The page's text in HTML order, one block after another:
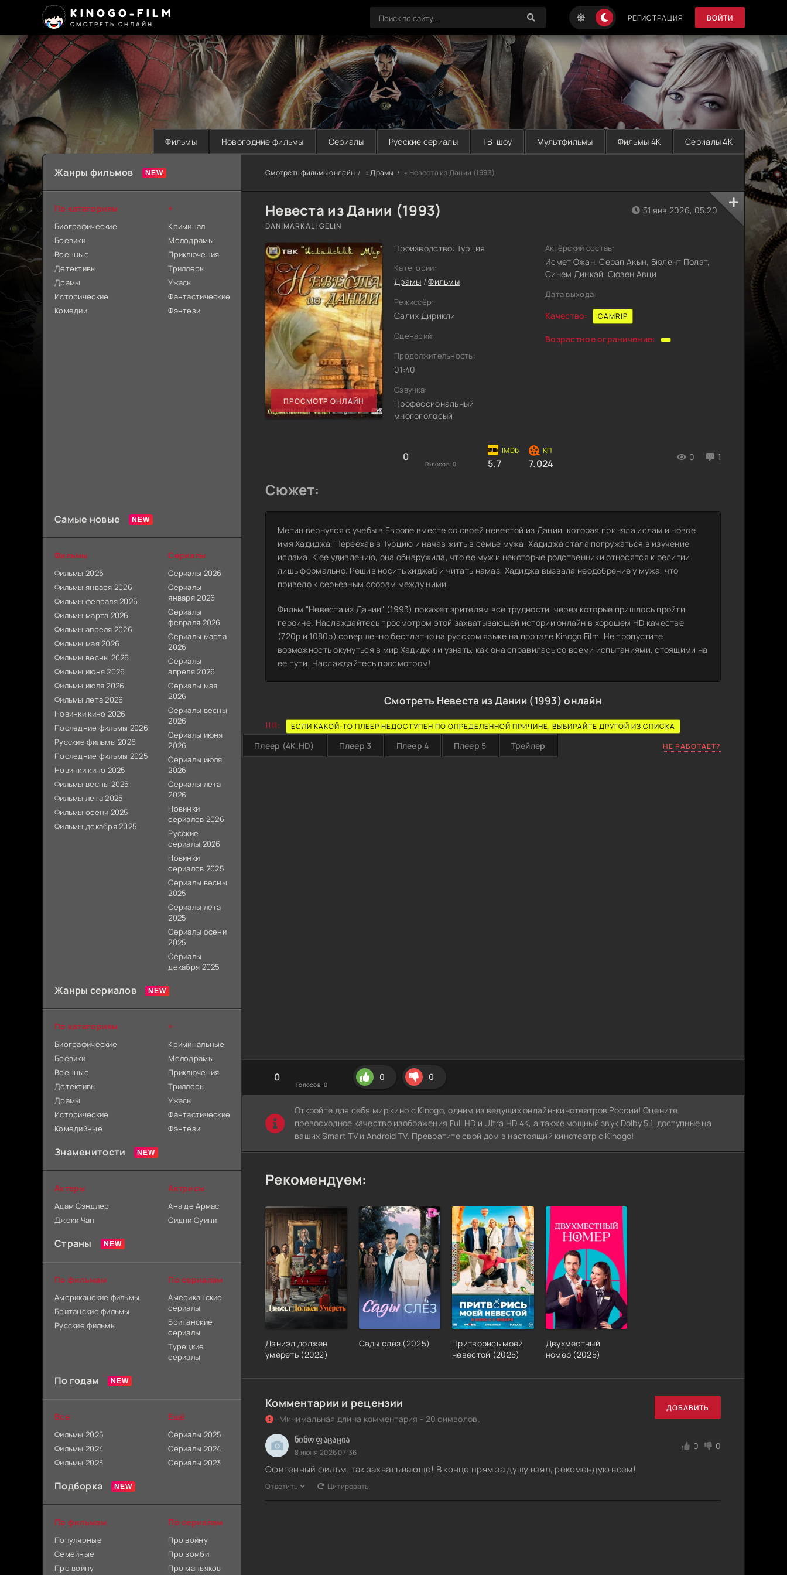
KINOGO-FILM
СМОТРЕТЬ ОНЛАЙН
РЕГИСТРАЦИЯ ВОЙТИ
Фильмы Новогодние фильмы Сериалы Русские сериалы ТВ-шоу Мультфильмы Фильмы 4K Сериалы 4K
Смотреть фильмы онлайн »Драмы » Невеста из Дании (1993)
Невеста из Дании (1993)
DANIMARKALI GELIN
ПРОСМОТР ОНЛАЙН
Производство: Турция
Категории:
Драмы /Фильмы
Режиссёр:
Салих Дирикли
Сценарий:
Продолжительность:
01:40
Озвучка:
Профессиональный
многоголосый
0
Голосов: 0 5.7 7.024
0 1
31 янв 2026, 05:20
Актёрский состав:
Исмет Ожан, Серап Акын, Бюлент Полат,
Синем Динкай, Сюзен Авци
Дата выхода:
Качество: CAMRIP
Возрастное ограничение:
Сюжет:
Метин вернулся с учебы в Европе вместе со своей невестой из Дании, которая приняла ислам и новое
имя Хадиджа. Переехав в Турцию и начав жить в семье мужа, Хадиджа стала погружаться в изучение
ислама. К ее удивлению, она обнаружила, что ее муж и некоторые родственники относятся к религии
лишь формально. Решив носить хиджаб и читать намаз, Хадиджа вызвала неодобрение у мужа, что
привело к серьезным ссорам между ними.
Фильм "Невеста из Дании" (1993) покажет зрителям все трудности, через которые пришлось пройти
героине. Наслаждайтесь просмотром этой захватывающей истории онлайн в хорошем HD качестве
(720p и 1080p) совершенно бесплатно на русском языке на портале Kinogo Film. Не пропустите
возможность окунуться в мир Хадиджи и узнать, как она справилась со всеми испытаниями, стоящими на
ее пути. Наслаждайтесь просмотром!
Смотреть Невеста из Дании (1993) онлайн
!!!!: ЕСЛИ КАКОЙ-ТО ПЛЕЕР НЕДОСТУПЕН ПО ОПРЕДЕЛЕННОЙ ПРИЧИНЕ, ВЫБИРАЙТЕ ДРУГОЙ ИЗ СПИСКА
Плеер (4K,HD) Плеер 3 Плеер 4 Плеер 5 Трейлер НЕ РАБОТАЕТ?
0
Голосов: 0
0 0
Откройте для себя мир кино с Kinogo, одним из ведущих онлайн-кинотеатров России! Оцените
превосходное качество изображения Full HD и Ultra HD 4K, а также мощный звук Dolby 5.1, доступные на
ваших Smart TV и Android TV. Превратите свой дом в настоящий кинотеатр с Kinogo!
Рекомендуем:
Дэниэл должен
умереть (2022)
Сады слёз (2025)
Притворись моей
невестой (2025)
Двухместный
номер (2025)
Комментарии и рецензии
Минимальная длина комментария - 20 символов.
ДОБАВИТЬ
ნინო ფაცაცია
8 июня 2026 07:36
0 0
Офигенный фильм, так захватывающе! В конце прям за душу взял, рекомендую всем!
Ответить Цитировать
Жанры фильмов
По категориям
Биографические
Боевики
Военные
Детективы
Драмы
Исторические
Комедии
+
Криминал
Мелодрамы
Приключения
Триллеры
Ужасы
Фантастические
Фэнтези
Самые новые
Фильмы
Фильмы 2026
Фильмы января 2026
Фильмы февраля 2026
Фильмы марта 2026
Фильмы апреля 2026
Фильмы мая 2026
Фильмы весны 2026
Фильмы июня 2026
Фильмы июля 2026
Фильмы лета 2026
Новинки кино 2026
Последние фильмы 2026
Русские фильмы 2026
Последние фильмы 2025
Новинки кино 2025
Фильмы весны 2025
Фильмы лета 2025
Фильмы осени 2025
Фильмы декабря 2025
Сериалы
Сериалы 2026
Сериалы
января 2026
Сериалы
февраля 2026
Сериалы марта
2026
Сериалы
апреля 2026
Сериалы мая
2026
Сериалы весны
2026
Сериалы июня
2026
Сериалы июля
2026
Сериалы лета
2026
Новинки
сериалов 2026
Русские
сериалы 2026
Новинки
сериалов 2025
Сериалы весны
2025
Сериалы лета
2025
Сериалы осени
2025
Сериалы
декабря 2025
Жанры сериалов
По категориям
Биографические
Боевики
Военные
Детективы
Драмы
Исторические
Комедийные
+
Криминальные
Мелодрамы
Приключения
Триллеры
Ужасы
Фантастические
Фэнтези
Знаменитости
Актеры
Адам Сэндлер
Джеки Чан
Актрисы
Ана де Армас
Сидни Суини
Страны
По фильмам
Американские фильмы
Британские фильмы
Русские фильмы
По сериалам
Американские
сериалы
Британские
сериалы
Турецкие
сериалы
По годам
Все
Фильмы 2025
Фильмы 2024
Фильмы 2023
Ещё
Сериалы 2025
Сериалы 2024
Сериалы 2023
Подборка
По фильмам
Популярные
Семейные
Про войну
По сериалам
Про войну
Про зомби
Про маньяков